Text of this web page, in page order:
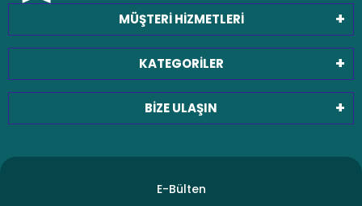
MÜŞTERİ HİZMETLERİ
KATEGORİLER
BİZE ULAŞIN
E-Bülten